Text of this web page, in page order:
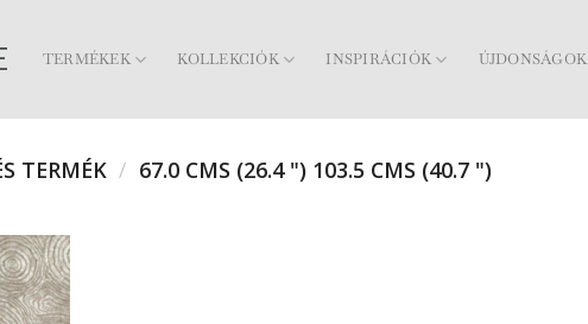
TERMÉKEK KOLLEKCIÓK INSPIRÁCIÓK ÚJDONSÁGOK
TERMÉK / 67.0 CMS (26.4 ") 103.5 CMS (40.7 ")